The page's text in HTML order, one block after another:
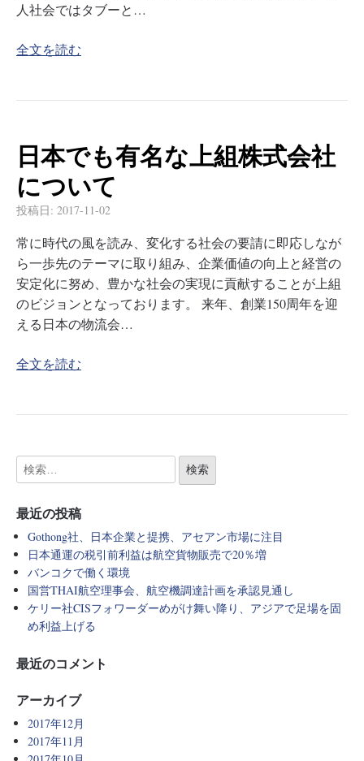
人社会ではタブーと…
全文を読む
日本でも有名な上組株式会社
について
投稿日: 2017-11-02
常に時代の風を読み、変化する社会の要請に即応しなが
ら一歩先のテーマに取り組み、企業価値の向上と経営の
安定化に努め、豊かな社会の実現に貢献することが上組
のビジョンとなっております。 来年、創業150周年を迎
える日本の物流会…
全文を読む
最近の投稿
Gothong社、日本企業と提携、アセアン市場に注目
日本通運の税引前利益は航空貨物販売で20％増
バンコクで働く環境
国営THAI航空理事会、航空機調達計画を承認見通し
ケリー社CISフォワーダーめがけ舞い降り、アジアで足場を固
め利益上げる
最近のコメント
アーカイブ
2017年12月
2017年11月